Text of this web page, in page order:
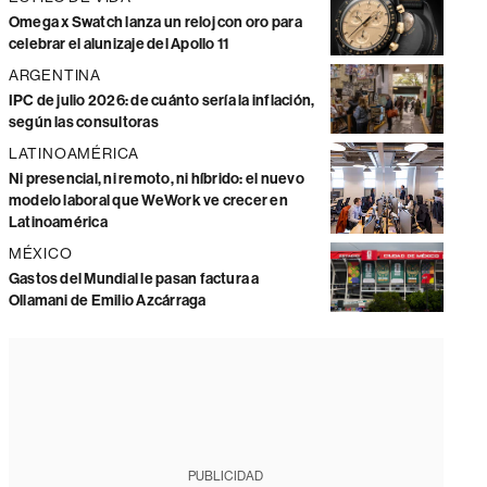
Omega x Swatch lanza un reloj con oro para
celebrar el alunizaje del Apollo 11
ARGENTINA
IPC de julio 2026: de cuánto sería la inflación,
según las consultoras
LATINOAMÉRICA
Ni presencial, ni remoto, ni híbrido: el nuevo
modelo laboral que WeWork ve crecer en
Latinoamérica
MÉXICO
Gastos del Mundial le pasan factura a
Ollamani de Emilio Azcárraga
PUBLICIDAD